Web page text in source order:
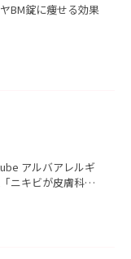
BM錠に痩せる効果
アルバアレルギ
ニキビが皮膚科で